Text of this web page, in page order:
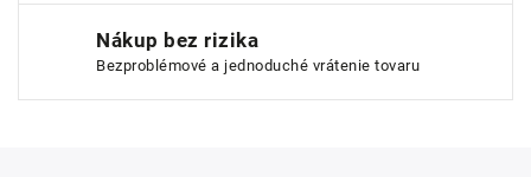
Nákup bez rizika
Bezproblémové a jednoduché vrátenie tovaru